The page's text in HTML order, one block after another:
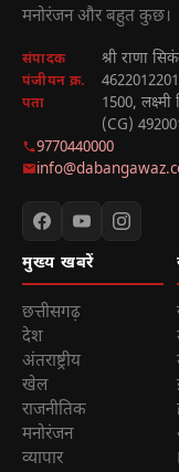
मनोरंजन और बहुत कुछ।
संपादक श्री राणा
पंजीयन क्र.
पता
1500,
(CG)
9770440000
मुख्य खबरें
छत्तीसगढ़
देश
अंतराष्ट्रीय
खेल
राजनीतिक
मनोरंजन
व्यापार